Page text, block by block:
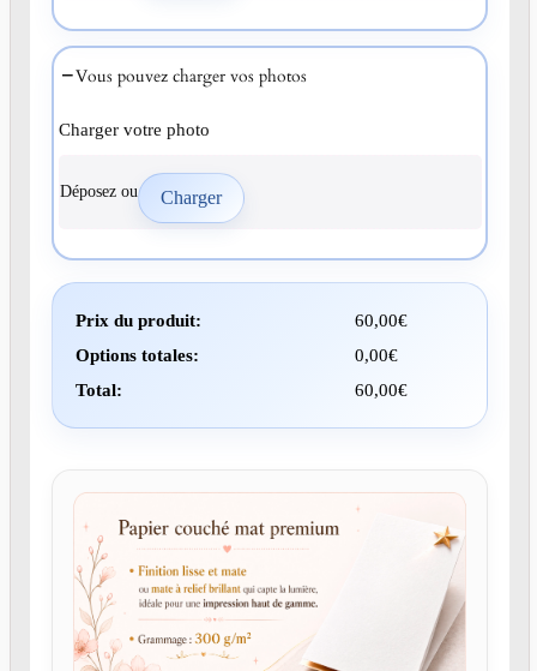
Vous pouvez charger vos photos
Charger votre photo
Déposez ou
Prix du produit: 60,00€
Options totales:
0,00€
Total:
60,00€